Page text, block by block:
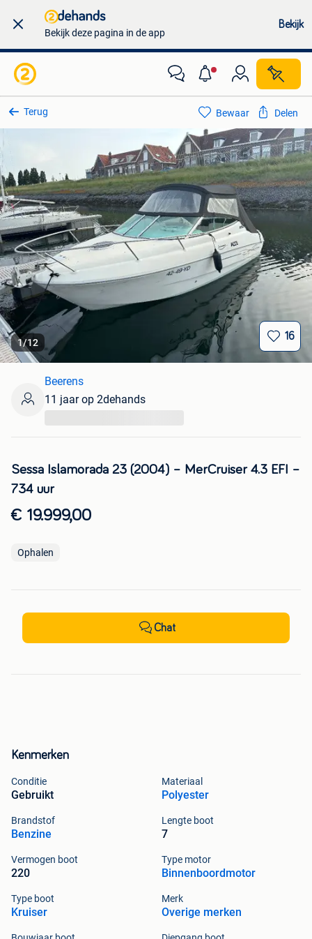
Bekijk deze pagina in de app
Bekijk
Terug
1/12
16
Kenmerken
Conditie
Gebruikt
Materiaal
Polyester
Brandstof
Benzine
Lengte boot
7
Vermogen boot
220
Type motor
Binnenboordmotor
Type boot
Kruiser
Merk
Overige merken
Bewaar Delen
Sessa Islamorada 23 (2004) – MerCruiser 4.3 EFI –
734 uur
€ 19.999,00
Ophalen
Beerens
11 jaar op 2dehands
Chat